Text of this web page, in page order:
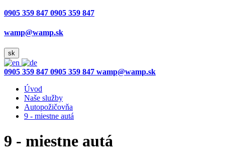
0905 359 847 0905 359 847
wamp@wamp.sk
sk
0905 359 847 0905 359 847 wamp@wamp.sk
Úvod
Naše služby
Autopožičovňa
9 - miestne autá
9 - miestne autá